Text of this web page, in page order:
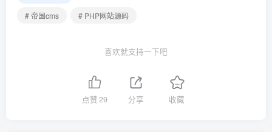
# 帝国cms
# PHP网站源码
喜欢就支持一下吧
点赞29 分享 收藏